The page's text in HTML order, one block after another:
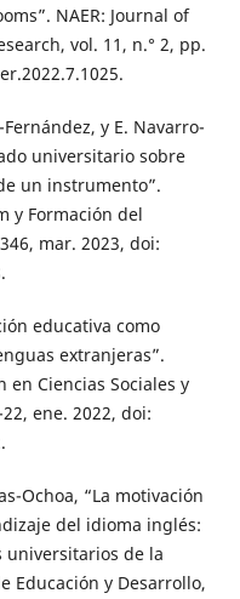
NAER: Journal of
vol. 11, n.° 2, pp.
y E. Navarro-
universitario sobre
un instrumento”.
y Formación del
mar. 2023, doi:
educativa como
extranjeras”.
en Ciencias Sociales y
ene. 2022, doi:
Ochoa, “La motivación
del idioma inglés:
universitarios de la
Educación y Desarrollo,